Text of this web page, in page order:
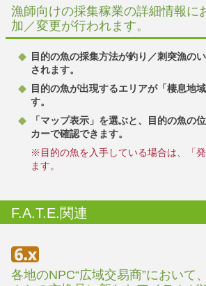
漁師向けの採集稼業の詳細情報に
加／変更が行われます。
目的の魚の採集方法が釣り／刺突漁の
されます。
目的の魚が出現するエリアが「棲息地
す。
「マップ表示」を選ぶと、目的の魚の
カーで確認できます。
※目的の魚を入手している場合は、「
ます。
F.A.T.E.関連
各地のNPC“広域交易商”において